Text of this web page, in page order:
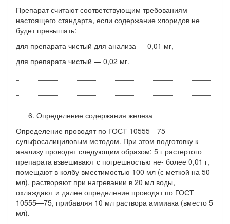
Препарат считают соответствующим требованиям
настоящего стандарта, если содержание хлоридов не
будет превышать:
для препарата чистый для анализа — 0,01 мг,
для препарата чистый — 0,02 мг.
Определение содержания железа
Определение проводят по ГОСТ 10555—75
сульфосалициловым методом. При этом подготовку к
анализу проводят следующим об­разом: 5 г растертого
препарата взвешивают с погрешностью не- более 0,01 г,
помещают в колбу вместимостью 100 мл (с меткой на 50
мл), растворяют при нагревании в 20 мл воды,
охлаждают и далее определение проводят по ГОСТ
10555—75, прибавляя 10 мл раствора аммиака (вместо 5
мл).